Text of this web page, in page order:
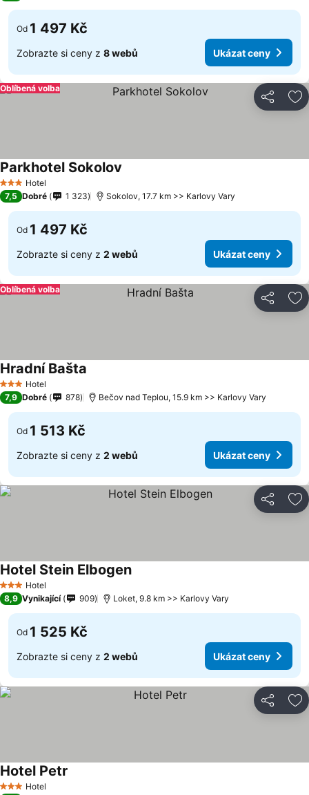
Od 1 497 Kč
Zobrazte si ceny z 8 webů Ukázat ceny
Sdílet
Oblíbená volba
3 Počet hvězdiček
Hotel
Parkhotel Sokolov
7,5 Dobré 1 323 Sokolov, 17.7 km >> Karlovy Vary
Od 1 497 Kč
Zobrazte si ceny z 2 webů Ukázat ceny
Sdílet
Oblíbená volba
3 Počet hvězdiček
Hotel
Hradní Bašta
7,9 Dobré 878 Bečov nad Teplou, 15.9 km >> Karlovy Vary
Od 1 513 Kč
Zobrazte si ceny z 2 webů Ukázat ceny
Sdílet
3 Počet hvězdiček
Hotel
Hotel Stein Elbogen
8,9 Vynikající 909 Loket, 9.8 km >> Karlovy Vary
Od 1 525 Kč
Zobrazte si ceny z 2 webů Ukázat ceny
Sdílet
3 Počet hvězdiček
Hotel
Hotel Petr